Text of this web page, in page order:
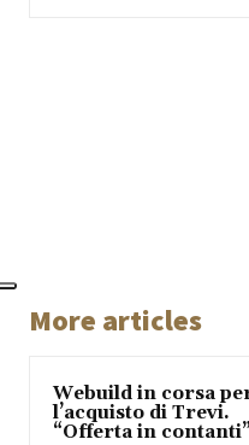
More articles
Webuild in corsa
l’acquisto di Trevi.
“Offerta in contanti”